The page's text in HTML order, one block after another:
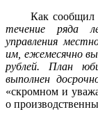
Как сообщил
течение ряда
управления
им, ежемесячно
рублей. План
выполнен
«скромном и
о